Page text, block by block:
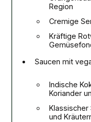
Region
Cremige
Kräftige
Saucen mit
Indische
Koriander
Klassischer
und